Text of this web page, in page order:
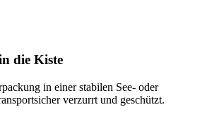
die Kiste
in einer stabilen See- oder
verzurrt und geschützt.